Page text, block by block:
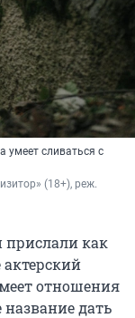
умеет сливаться с
(18+), реж.
прислали как
отношения
дать